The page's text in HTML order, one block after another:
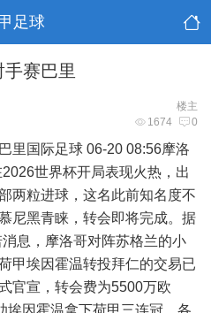
足球
赛巴里
楼主
1674 0
里国际足球 06-20 08:56摩洛
世界杯开局表现火热，出
两粒进球，这名此前知名度不
尼黑青睐，转会即将完成。据
息，摩洛哥对阵苏格兰的小
甲埃因霍温转投拜仁的交易已
官宣，转会费为5500万欧
埃因霍温拿下荷甲三连冠，各